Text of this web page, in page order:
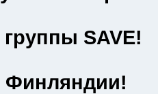
SAVE!
Финляндии!